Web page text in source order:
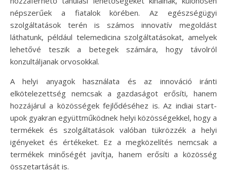
népszerűek a fiatalok körében. Az egészségügyi
szolgáltatások terén is számos innovatív megoldást
láthatunk, például telemedicina szolgáltatásokat, amelyek
lehetővé teszik a betegek számára, hogy távolról
konzultáljanak orvosokkal.
A helyi anyagok használata és az innováció iránti
elkötelezettség nemcsak a gazdaságot erősíti, hanem
hozzájárul a közösségek fejlődéséhez is. Az indiai start-
upok gyakran együttműködnek helyi közösségekkel, hogy a
termékek és szolgáltatások valóban tükrözzék a helyi
igényeket és értékeket. Ez a megközelítés nemcsak a
termékek minőségét javítja, hanem erősíti a közösség
összetartását is.